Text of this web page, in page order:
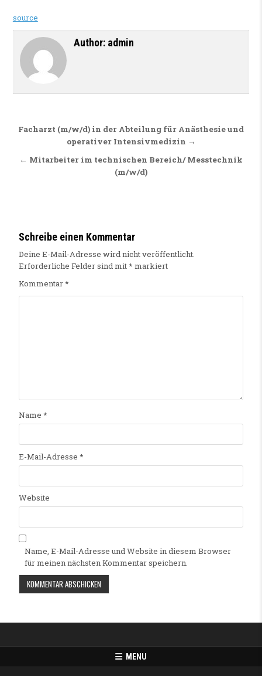
source
Author: admin
Beitragsnavigation
Facharzt (m/w/d) in der Abteilung für Anästhesie und
operativer Intensivmedizin →
← Mitarbeiter im technischen Bereich/ Messtechnik
(m/w/d)
Schreibe einen Kommentar
Deine E-Mail-Adresse wird nicht veröffentlicht.
Erforderliche Felder sind mit* markiert
Kommentar*
Name *
E-Mail-Adresse *
Website
Name, E-Mail-Adresse und Website in diesem Browser
für meinen nächsten Kommentar speichern.
MENU